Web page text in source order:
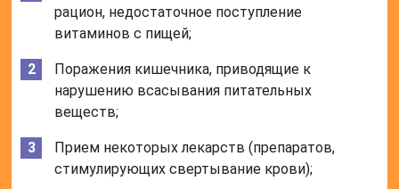
рацион, недостаточное поступление
витаминов с пищей;
Поражения кишечника, приводящие к
нарушению всасывания питательных
веществ;
Прием некоторых лекарств (препаратов,
стимулирующих свертывание крови);